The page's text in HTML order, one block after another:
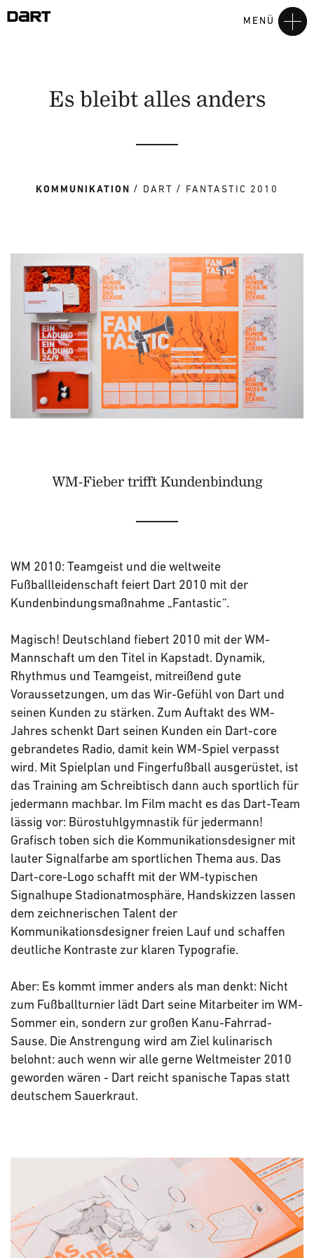
MENÜ
Es bleibt alles anders
KOMMUNIKATION DART FANTASTIC 2010
WM-Fieber trifft Kundenbindung
WM 2010: Teamgeist und die weltweite
Fußballleidenschaft feiert Dart 2010 mit der
Kundenbindungsmaßnahme „Fantastic“.
Magisch! Deutschland fiebert 2010 mit der WM-
Mannschaft um den Titel in Kapstadt. Dynamik,
Rhythmus und Teamgeist, mitreißend gute
Voraussetzungen, um das Wir-Gefühl von Dart und
seinen Kunden zu stärken. Zum Auftakt des WM-
Jahres schenkt Dart seinen Kunden ein Dart-core
gebrandetes Radio, damit kein WM-Spiel verpasst
wird. Mit Spielplan und Fingerfußball ausgerüstet, ist
das Training am Schreibtisch dann auch sportlich für
jedermann machbar. Im Film macht es das Dart-Team
lässig vor: Bürostuhlgymnastik für jedermann!
Grafisch toben sich die Kommunikationsdesigner mit
lauter Signalfarbe am sportlichen Thema aus. Das
Dart-core-Logo schafft mit der WM-typischen
Signalhupe Stadionatmosphäre, Handskizzen lassen
dem zeichnerischen Talent der
Kommunikationsdesigner freien Lauf und schaffen
deutliche Kontraste zur klaren Typografie.
Aber: Es kommt immer anders als man denkt: Nicht
zum Fußballturnier lädt Dart seine Mitarbeiter im WM-
Sommer ein, sondern zur großen Kanu-Fahrrad-
Sause. Die Anstrengung wird am Ziel kulinarisch
belohnt: auch wenn wir alle gerne Weltmeister 2010
geworden wären - Dart reicht spanische Tapas statt
deutschem Sauerkraut.